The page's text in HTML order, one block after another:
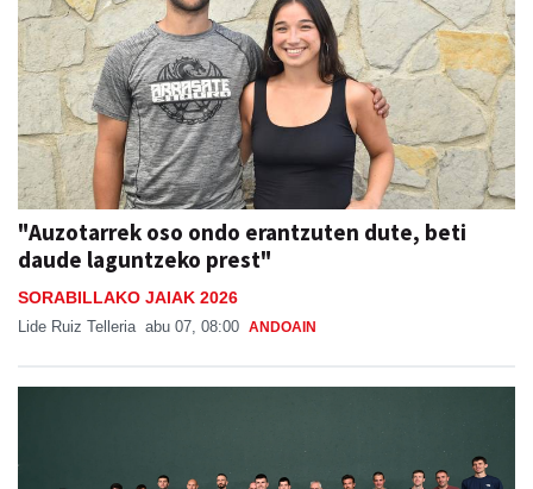
"Auzotarrek oso ondo erantzuten dute, beti
daude laguntzeko prest"
SORABILLAKO JAIAK 2026
Lide Ruiz Telleria abu 07, 08:00 ANDOAIN